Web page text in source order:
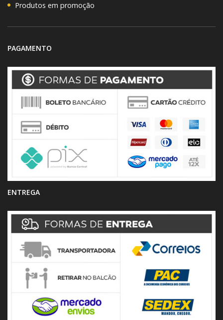
Produtos em promoção
PAGAMENTO
ENTREGA